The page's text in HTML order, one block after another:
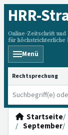
HRR-
Online-Zeitschrift und
für höchstrichterliche
Menü
HRRS
Startseite
September